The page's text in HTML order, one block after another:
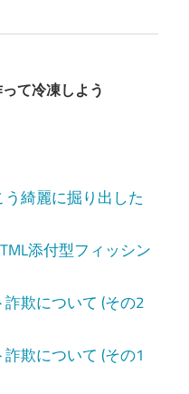
て冷凍しよう
綺麗に掘り出した
添付型フィッシン
欺について (その2
欺について (その1